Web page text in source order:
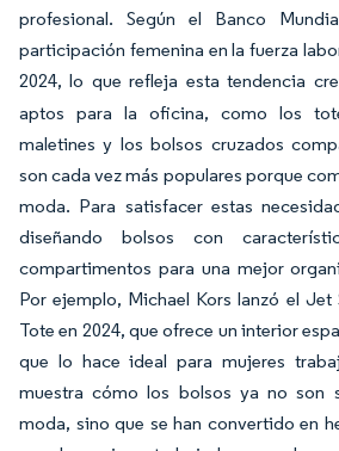
profesional. Según el Banco
participación femenina en la fuerza
2024, lo que refleja esta tendencia
aptos para la oficina, como los
maletines y los bolsos cruzados
son cada vez más populares porque
moda. Para satisfacer estas
diseñando bolsos con
compartimentos para una mejor
Por ejemplo, Michael Kors lanzó el Jet
Tote en 2024, que ofrece un interior
que lo hace ideal para mujeres
muestra cómo los bolsos ya no son
moda, sino que se han convertido en